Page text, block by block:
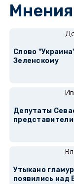
Мнения
Слово
Зеленскому
Депутаты
Утыкано
появились над